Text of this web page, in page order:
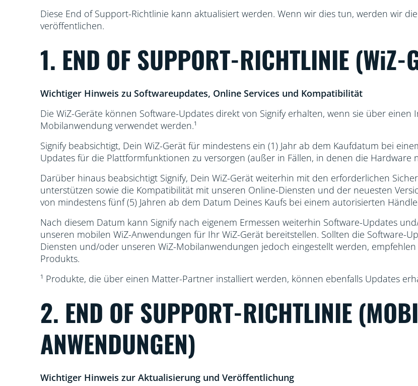
Diese End of Support-Richtlinie kann aktualisiert werden. Wenn wir dies tun, werden wir
veröffentlichen.
1. END OF SUPPORT-RICHTLINIE (WiZ-
Wichtiger Hinweis zu Softwareupdates, Online Services und Kompatibilität
Die WiZ-Geräte können Software-Updates direkt von Signify erhalten, wenn sie über
Mobilanwendung verwendet werden.¹
Signify beabsichtigt, Dein WiZ-Gerät für mindestens ein (1) Jahr ab dem Kaufdatum bei
Updates für die Plattformfunktionen zu versorgen (außer in Fällen, in denen die Hardware
Darüber hinaus beabsichtigt Signify, Dein WiZ-Gerät weiterhin mit den erforderlichen
unterstützen sowie die Kompatibilität mit unseren Online-Diensten und der neuesten
von mindestens fünf (5) Jahren ab dem Datum Deines Kaufs bei einem autorisierten
Nach diesem Datum kann Signify nach eigenem Ermessen weiterhin Software-Updates
unseren mobilen WiZ-Anwendungen für Ihr WiZ-Gerät bereitstellen. Sollten die Software-
Diensten und/oder unseren WiZ-Mobilanwendungen jedoch eingestellt werden,
Produkts.
¹ Produkte, die über einen Matter-Partner installiert werden, können ebenfalls Updates
2. END OF SUPPORT-RICHTLINIE
ANWENDUNGEN)
Wichtiger Hinweis zur Aktualisierung und Veröffentlichung